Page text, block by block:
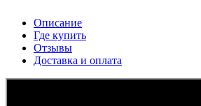
Описание
Где купить
Отзывы
Доставка и оплата